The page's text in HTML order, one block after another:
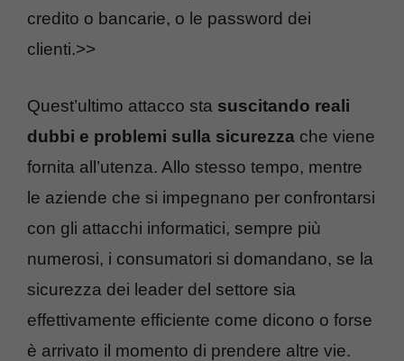
credito o bancarie, o le password dei
clienti.>>
Quest’ultimo attacco sta suscitando reali
dubbi e problemi sulla sicurezza che viene
fornita all’utenza. Allo stesso tempo, mentre
le aziende che si impegnano per confrontarsi
con gli attacchi informatici, sempre più
numerosi, i consumatori si domandano, se la
sicurezza dei leader del settore sia
effettivamente efficiente come dicono o forse
è arrivato il momento di prendere altre vie.